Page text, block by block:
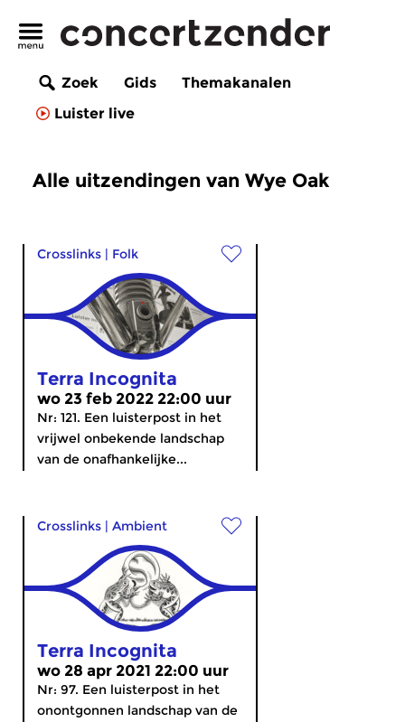
Zoek Gids
Themakanalen
Luister live
Alle uitzendingen van Wye Oak
Crosslinks | Folk
Terra Incognita
wo 23 feb 2022 22:00 uur
Nr: 121. Een luisterpost in het
vrijwel onbekende landschap
van de onafhankelijke...
Crosslinks | Ambient
Terra Incognita
wo 28 apr 2021 22:00 uur
Nr: 97. Een luisterpost in het
onontgonnen landschap van de